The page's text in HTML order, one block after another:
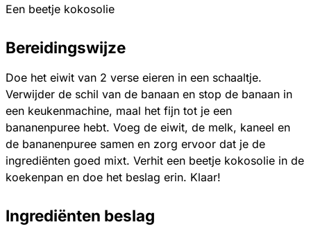
Een beetje kokosolie
Bereidingswijze
Doe het eiwit van 2 verse eieren in een schaaltje.
Verwijder de schil van de banaan en stop de banaan in
een keukenmachine, maal het fijn tot je een
bananenpuree hebt. Voeg de eiwit, de melk, kaneel en
de bananenpuree samen en zorg ervoor dat je de
ingrediënten goed mixt. Verhit een beetje kokosolie in de
koekenpan en doe het beslag erin. Klaar!
Ingrediënten beslag